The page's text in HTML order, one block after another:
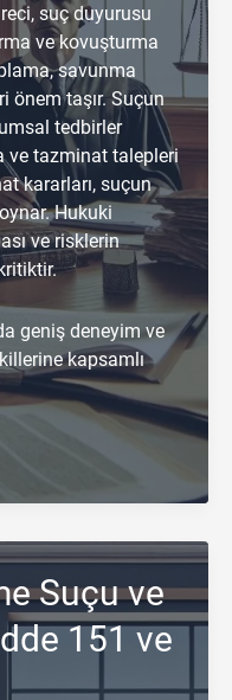
suç duyurusu
ve kovuşturma
savunma
önem taşır. Suçun
tedbirler
ve tazminat talepleri
kararları, suçun
Hukuki
ve risklerin
geniş deneyim ve
kapsamlı
Suçu ve
151 ve